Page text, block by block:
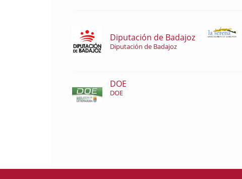
Diputación de Badajoz
Diputación de Badajoz
DOE
DOE